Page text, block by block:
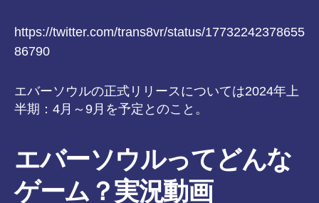
https://twitter.com/trans8vr/status/17732242378655
86790
エバーソウルの正式リリースについては2024年上
半期：4月～9月を予定とのこと。
エバーソウルってどんな
ゲーム？実況動画